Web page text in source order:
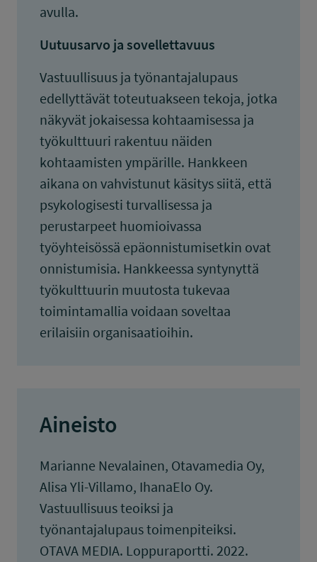
avulla.
Uutuusarvo ja sovellettavuus
Vastuullisuus ja työnantajalupaus
edellyttävät toteutuakseen tekoja, jotka
näkyvät jokaisessa kohtaamisessa ja
työkulttuuri rakentuu näiden
kohtaamisten ympärille. Hankkeen
aikana on vahvistunut käsitys siitä, että
psykologisesti turvallisessa ja
perustarpeet huomioivassa
työyhteisössä epäonnistumisetkin ovat
onnistumisia. Hankkeessa syntynyttä
työkulttuurin muutosta tukevaa
toimintamallia voidaan soveltaa
erilaisiin organisaatioihin.
Aineisto
Marianne Nevalainen, Otavamedia Oy,
Alisa Yli-Villamo, IhanaElo Oy.
Vastuullisuus teoiksi ja
työnantajalupaus toimenpiteiksi.
OTAVA MEDIA. Loppuraportti. 2022.